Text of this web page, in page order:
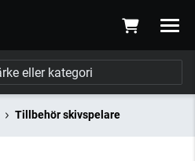
Tillbehör skivspelare